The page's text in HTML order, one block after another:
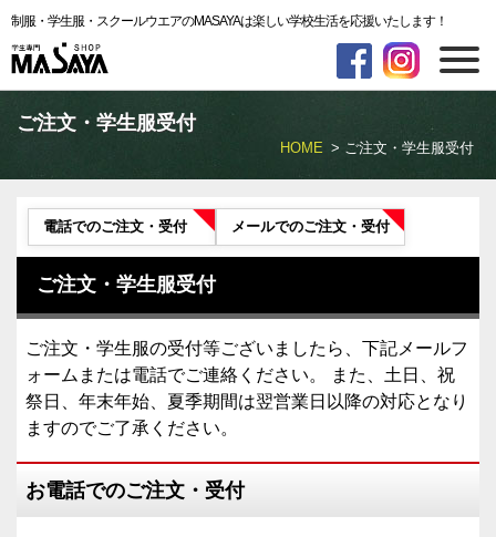
制服・学生服・スクールウエアのMASAYAは楽しい学校生活を応援いたします！
ご注文・学生服受付
HOME ご注文・学生服受付
電話でのご注文・受付 メールでのご注文・受付
ご注文・学生服受付
ご注文・学生服の受付等ございましたら、下記メールフ
ォームまたは電話でご連絡ください。 また、土日、祝
祭日、年末年始、夏季期間は翌営業日以降の対応となり
ますのでご了承ください。
お電話でのご注文・受付